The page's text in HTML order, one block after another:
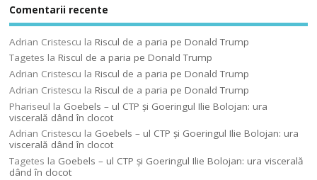
Comentarii recente
Adrian Cristescu laRiscul de a paria pe Donald Trump
Tagetes laRiscul de a paria pe Donald Trump
Adrian Cristescu laRiscul de a paria pe Donald Trump
Adrian Cristescu laRiscul de a paria pe Donald Trump
Phariseul la Goebels – ul CTP şi Goeringul Ilie Bolojan: ura
viscerală dând în clocot
Adrian Cristescu la Goebels – ul CTP şi Goeringul Ilie Bolojan: ura
viscerală dând în clocot
Tagetes la Goebels – ul CTP şi Goeringul Ilie Bolojan: ura viscerală
dând în clocot